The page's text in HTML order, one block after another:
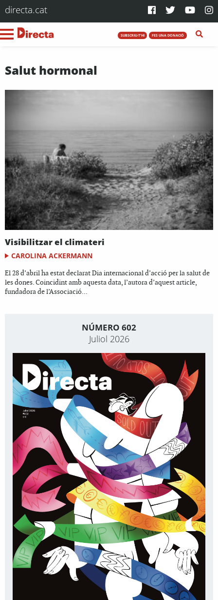
directa.cat
SUBSCRIU-T'HI FES UNA DONACIÓ
Salut hormonal
Visibilitzar el climateri
CAROLINA ACKERMANN
El 28 d’abril ha estat declarat Dia internacional d’acció per la salut de
les dones. Coincidint amb aquesta data, l’autora d’aquest article,
fundadora de l’Associació...
NÚMERO 602
Juliol 2026